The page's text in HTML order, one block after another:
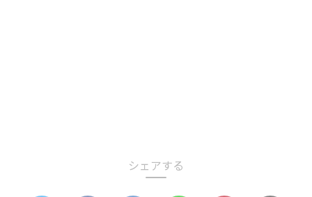
シェアする